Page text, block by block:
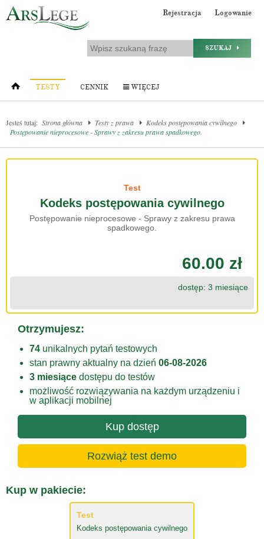
Rejestracja Logowanie
SZUKAJ
TESTY CENNIK WIĘCEJ
Jesteś tutaj: Strona główna Testy z prawa
Kodeks postępowania cywilnego
Postępowanie nieprocesowe - Sprawy z zakresu prawa spadkowego.
Test
Kodeks postępowania cywilnego
Postępowanie nieprocesowe - Sprawy z zakresu prawa
spadkowego.
60.00 zł
dostęp: 3 miesiące
Otrzymujesz:
74 unikalnych pytań testowych
stan prawny aktualny na dzień 06-08-2026
3 miesiące dostępu do testów
możliwość rozwiązywania na każdym urządzeniu i
w aplikacji mobilnej
Kup dostęp
Rozwiąż test demo
Kup w pakiecie:
Test
Kodeks postępowania cywilnego